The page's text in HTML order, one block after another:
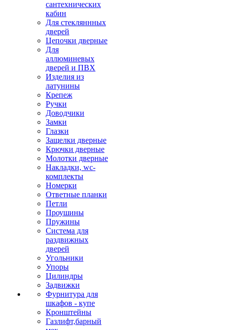
сантехнических
кабин
Для стекляннных
дверей
Цепочки дверные
Для
аллюминевых
дверей и ПВХ
Изделия из
латунины
Крепеж
Ручки
Доводчики
Замки
Глазки
Защелки дверные
Крючки дверные
Молотки дверные
Накладки, wc-
комплекты
Номерки
Ответные планки
Петли
Проушины
Пружины
Система для
раздвижных
дверей
Угольники
Упоры
Цилиндры
Задвижки
Фурнитура для
шкафов - купе
Кронштейны
Газлифт,барный